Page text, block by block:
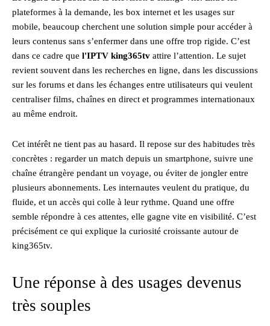
plateformes à la demande, les box internet et les usages sur
mobile, beaucoup cherchent une solution simple pour accéder à
leurs contenus sans s’enfermer dans une offre trop rigide. C’est
dans ce cadre que l'IPTV king365tv attire l’attention. Le sujet
revient souvent dans les recherches en ligne, dans les discussions
sur les forums et dans les échanges entre utilisateurs qui veulent
centraliser films, chaînes en direct et programmes internationaux
au même endroit.
Cet intérêt ne tient pas au hasard. Il repose sur des habitudes très
concrètes : regarder un match depuis un smartphone, suivre une
chaîne étrangère pendant un voyage, ou éviter de jongler entre
plusieurs abonnements. Les internautes veulent du pratique, du
fluide, et un accès qui colle à leur rythme. Quand une offre
semble répondre à ces attentes, elle gagne vite en visibilité. C’est
précisément ce qui explique la curiosité croissante autour de
king365tv.
Une réponse à des usages devenus
très souples